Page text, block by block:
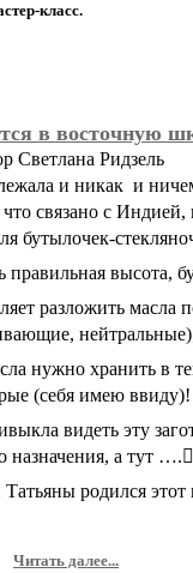
класс.
в восточную
Светлана Ридзель
и никак и
связано с Индией,
бутылочек-
правильная высота,
разложить
нужно хранить в
(себя имею ввиду)!
видеть эту
назначения, а тут ….
родился этот
Читать далее...